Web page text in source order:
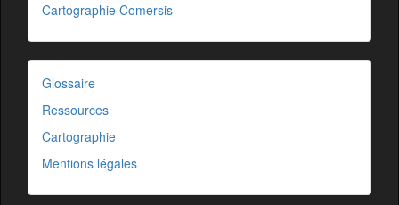
Cartographie Comersis
Glossaire
Ressources
Cartographie
Mentions légales